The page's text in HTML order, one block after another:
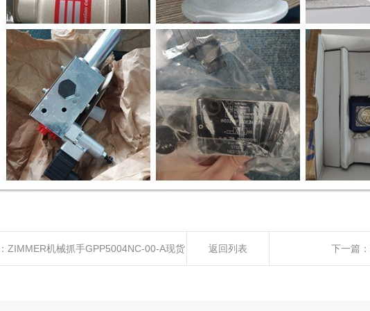
ZIMMER机械抓手GPP5004NC-00-A现货 返回列表 下一篇：